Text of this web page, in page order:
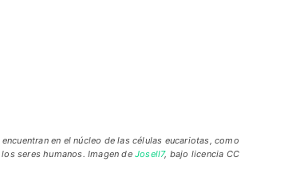
en el núcleo de las células eucariotas, como
seres humanos. Imagen de Josell7, bajo licencia CC